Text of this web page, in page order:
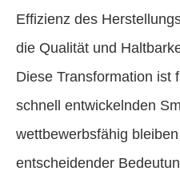
Effizienz des
die Qualität und
Diese Transformation ist
schnell entwickelnden
wettbewerbsfähig
entscheidender